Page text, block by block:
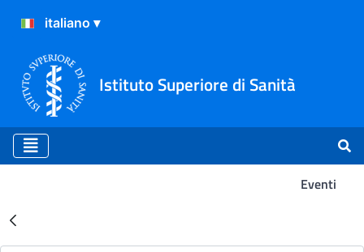
Istituto Superiore di Sanità
Eventi
Risultati della Ricerca -